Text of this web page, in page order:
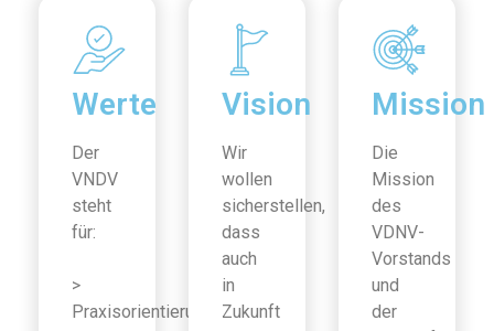
Werte
Der
VNDV
steht
für:
>
Praxisorientierung
Vision
Wir
wollen
sicherstellen,
dass
auch
in
Zukunft
Mission
Die
Mission
des
VDNV-
Vorstands
und
der